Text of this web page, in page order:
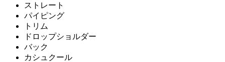
ストレート
パイピング
トリム
ドロップショルダー
バック
カシュクール